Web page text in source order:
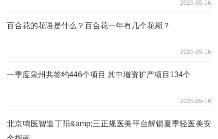
2025-05-16
百合花的花语是什么？百合花一年有几个花期？
2025-05-16
一季度泉州共签约446个项目 其中增资扩产项目134个
2025-05-16
北京鸣医智造丁阳&amp;三正规医美平台解锁夏季轻医美安